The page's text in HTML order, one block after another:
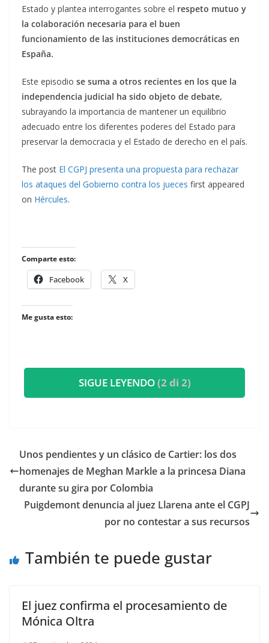
Estado y plantea interrogantes sobre el respeto mutuo y
la colaboración necesaria para el buen
funcionamiento de las instituciones democráticas en
España.
Este episodio se suma a otros recientes en los que la
independencia judicial ha sido objeto de debate,
subrayando la importancia de mantener un equilibrio
adecuado entre los diferentes poderes del Estado para
preservar la democracia y el Estado de derecho en el país.
The post El CGPJ presenta una propuesta para rechazar
los ataques del Gobierno contra los jueces first appeared
on Hércules.
Comparte esto:
Facebook X
Me gusta esto:
SIGUE LEYENDO(2 di 2)
​Unos pendientes y un clásico de Cartier: los dos
homenajes de Meghan Markle a la princesa Diana
durante su gira por Colombia
Puigdemont denuncia al juez Llarena ante el CGPJ
por no contestar a sus recursos
También te puede gustar
El juez confirma el procesamiento de
Mónica Oltra